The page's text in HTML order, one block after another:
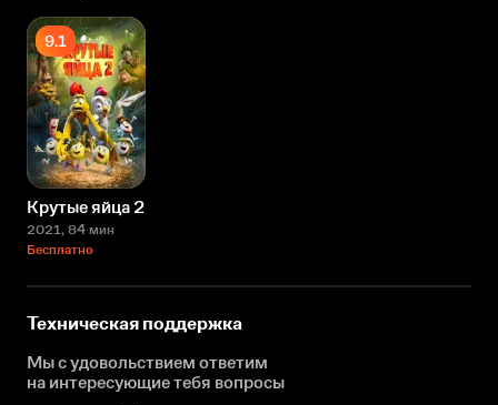
9.1
Крутые яйца 2
2021, 84 мин
Бесплатно
Техническая поддержка
Мы с удовольствием ответим
на интересующиетебя вопросы